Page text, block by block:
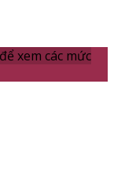
xem các mức